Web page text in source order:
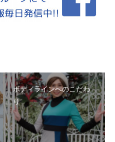
ボディラインへのこだわ
り